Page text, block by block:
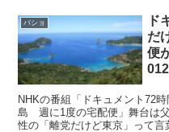
バショ
ド
だ
便
NHKの番組「ドキュメント72時間」好き
島 週に1度の宅配便」舞台は父島でした。 イン
性の「離党だけど東京」って言葉が印象